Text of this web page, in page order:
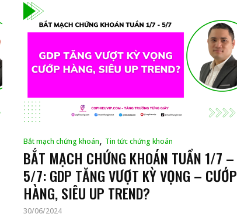
Bắt mạch chứng khoán, Tin tức chứng khoán
BẮT MẠCH CHỨNG KHOÁN TUẦN 1/7 –
5/7: GDP TĂNG VƯỢT KỲ VỌNG – CƯỚP
HÀNG, SIÊU UP TREND?
30/06/2024